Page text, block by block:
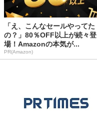
「え、こんなセールやってた
の？」80％OFF以上が続々登
場！Amazonの本気が...
PR(Amazon)